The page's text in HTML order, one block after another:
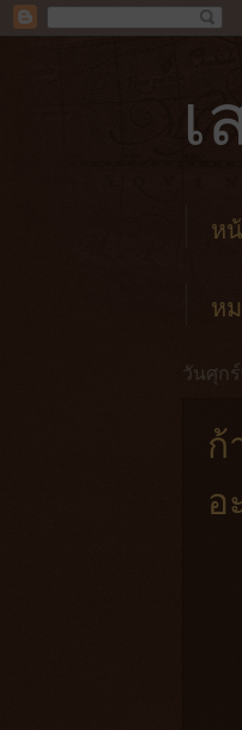
ห
ห
วันศุก
ก้
อ